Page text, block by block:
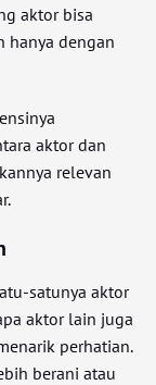
aktor bisa
hanya dengan
aktor dan
relevan
satunya aktor
aktor lain juga
perhatian.
berani atau